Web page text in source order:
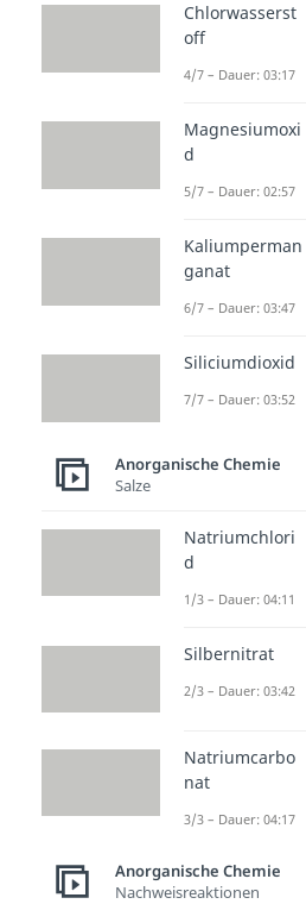
erklärt
zur
den
Titration oftmals
bestimmen als
eines Indikators.
misst du stetig die
Probelösung,
kontinuierlich
hinzugibst. Da
titrierenden
Probelösung
diese auch als
Neutralisiert
durch Zugabe
verringert sich
Ladungsträgern
Chlorwasserst
off
4/7 – Dauer: 03:17
Magnesiumoxi
d
5/7 – Dauer: 02:57
Kaliumperman
ganat
6/7 – Dauer: 03:47
Siliciumdioxid
7/7 – Dauer: 03:52
Anorganische Chemie
Salze
Natriumchlori
d
1/3 – Dauer: 04:11
Silbernitrat
2/3 – Dauer: 03:42
Natriumcarbo
nat
3/3 – Dauer: 04:17
Anorganische Chemie
Nachweisreaktionen